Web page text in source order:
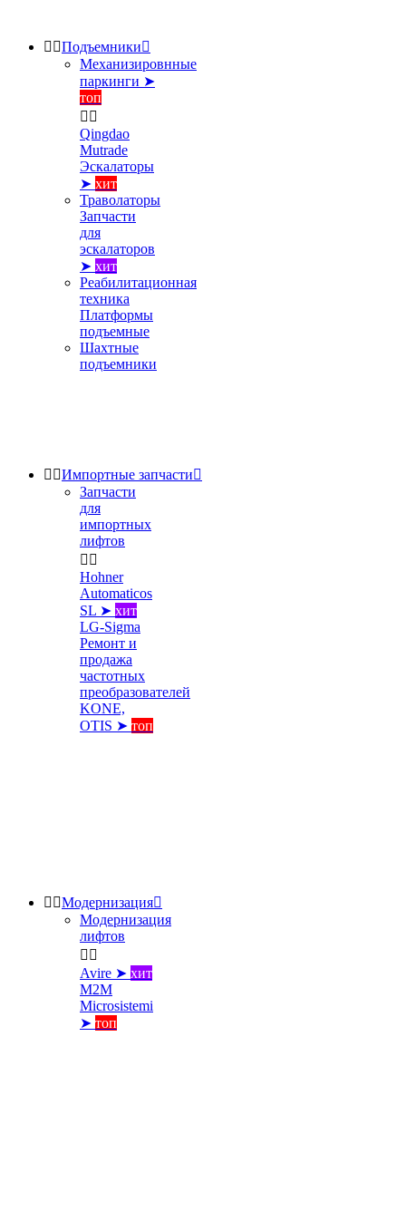
 Подъемники
Механизировнные
паркинги ➤
топ
 
Qingdao
Mutrade
Эскалаторы
➤ хит
Траволаторы
Запчасти
для
эскалаторов
➤ хит
Реабилитационная
техника
Платформы
подъемные
Шахтные
подъемники
 Импортные запчасти
Запчасти
для
импортных
лифтов
 
Hohner
Automaticos
SL ➤ хит
LG-Sigma
Ремонт и
продажа
частотных
преобразователей
KONE,
OTIS ➤ топ
 Модернизация
Модернизация
лифтов
 
Avire ➤ хит
M2M
Microsistemi
➤ топ